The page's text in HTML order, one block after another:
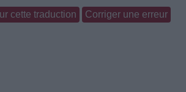
cette traduction Corriger une erreur